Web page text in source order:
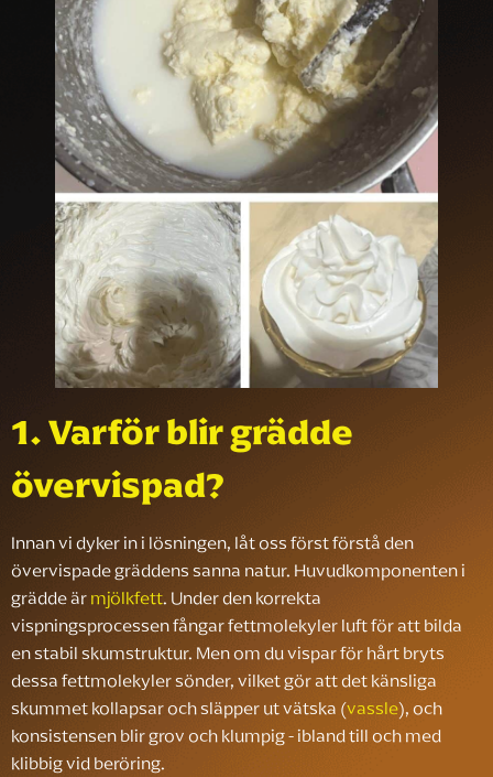
1. Varför blir grädde
övervispad?
Innan vi dyker in i lösningen, låt oss först förstå den
övervispade gräddens sanna natur. Huvudkomponenten i
grädde ärmjölkfett. Under den korrekta
vispningsprocessen fångar fettmolekyler luft för att bilda
en stabil skumstruktur. Men om du vispar för hårt bryts
dessa fettmolekyler sönder, vilket gör att det känsliga
skummet kollapsar och släpper ut vätska (vassle), och
konsistensen blir grov och klumpig - ibland till och med
klibbig vid beröring.